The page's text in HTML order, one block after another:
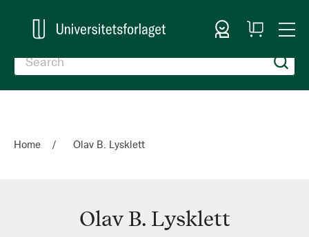
Sign In
My
Cart
Home Olav B. Lysklett
Olav B. Lysklett